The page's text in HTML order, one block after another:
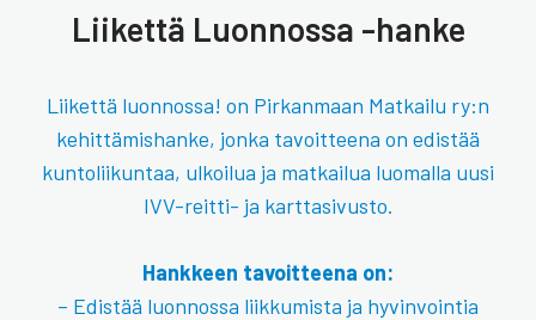
Liikettä Luonnossa -hanke
Liikettä luonnossa! on Pirkanmaan Matkailu ry:n
kehittämishanke, jonka tavoitteena on edistää
kuntoliikuntaa, ulkoilua ja matkailua luomalla uusi
IVV-reitti- ja karttasivusto.
Hankkeen tavoitteena on:
– Edistää luonnossa liikkumista ja hyvinvointia